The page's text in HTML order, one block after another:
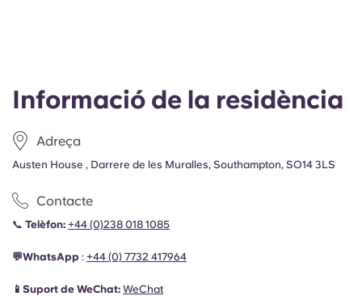
Informació de la residència
Adreça
Austen House , Darrere de les Muralles, Southampton, SO14 3LS
Contacte
📞 Telèfon: +44 (0)238 018 1085
💬WhatsApp : +44 (0) 7732 417964
📱Suport de WeChat: WeChat